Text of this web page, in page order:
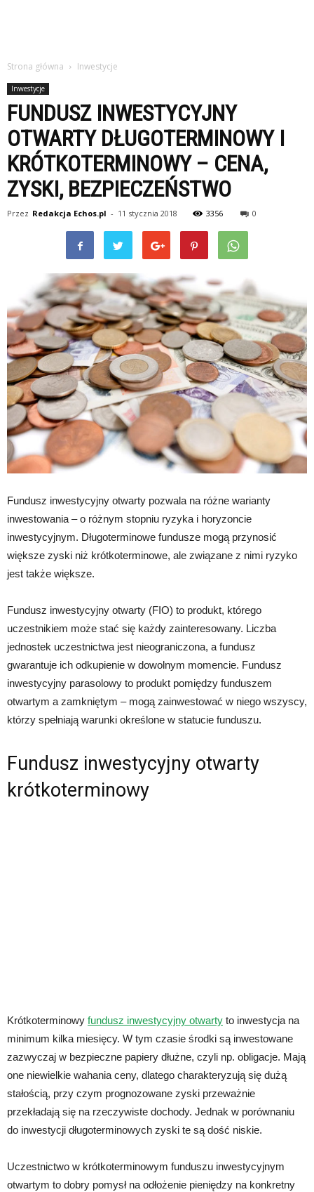
Strona główna Inwestycje
Inwestycje
FUNDUSZ INWESTYCYJNY
OTWARTY DŁUGOTERMINOWY I
KRÓTKOTERMINOWY – CENA,
ZYSKI, BEZPIECZEŃSTWO
Przez Redakcja Echos.pl - 11 stycznia 2018 3356 0
Fundusz inwestycyjny otwarty pozwala na różne warianty
inwestowania – o różnym stopniu ryzyka i horyzoncie
inwestycyjnym. Długoterminowe fundusze mogą przynosić
większe zyski niż krótkoterminowe, ale związane z nimi ryzyko
jest także większe.
Fundusz inwestycyjny otwarty (FIO) to produkt, którego
uczestnikiem może stać się każdy zainteresowany. Liczba
jednostek uczestnictwa jest nieograniczona, a fundusz
gwarantuje ich odkupienie w dowolnym momencie. Fundusz
inwestycyjny parasolowy to produkt pomiędzy funduszem
otwartym a zamkniętym – mogą zainwestować w niego wszyscy,
którzy spełniają warunki określone w statucie funduszu.
Fundusz inwestycyjny otwarty
krótkoterminowy
Krótkoterminowy fundusz inwestycyjny otwarty to inwestycja na
minimum kilka miesięcy. W tym czasie środki są inwestowane
zazwyczaj w bezpieczne papiery dłużne, czyli np. obligacje. Mają
one niewielkie wahania ceny, dlatego charakteryzują się dużą
stałością, przy czym prognozowane zyski przeważnie
przekładają się na rzeczywiste dochody. Jednak w porównaniu
do inwestycji długoterminowych zyski te są dość niskie.
Uczestnictwo w krótkoterminowym funduszu inwestycyjnym
otwartym to dobry pomysł na odłożenie pieniędzy na konkretny